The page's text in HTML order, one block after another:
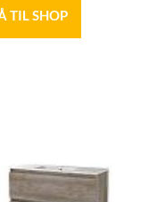
TIL SHOP